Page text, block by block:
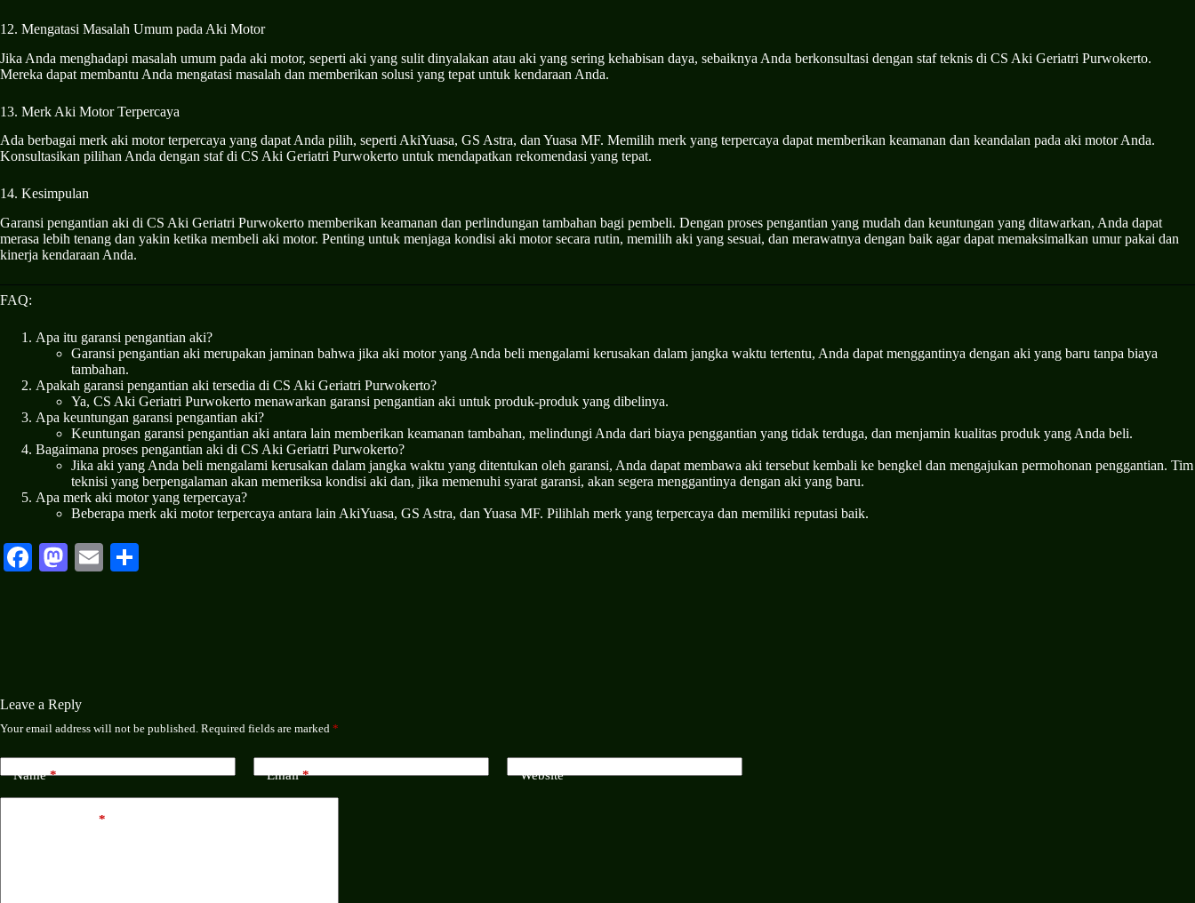
12. Mengatasi Masalah Umum pada Aki Motor
Jika Anda menghadapi masalah umum pada aki motor, seperti aki yang sulit dinyalakan atau aki yang sering kehabisan daya, sebaiknya Anda berkonsultasi dengan staf teknis di CS Aki Geriatri Purwokerto.
Mereka dapat membantu Anda mengatasi masalah dan memberikan solusi yang tepat untuk kendaraan Anda.
13. Merk Aki Motor Terpercaya
Ada berbagai merk aki motor terpercaya yang dapat Anda pilih, seperti AkiYuasa, GS Astra, dan Yuasa MF. Memilih merk yang terpercaya dapat memberikan keamanan dan keandalan pada aki motor Anda.
Konsultasikan pilihan Anda dengan staf di CS Aki Geriatri Purwokerto untuk mendapatkan rekomendasi yang tepat.
14. Kesimpulan
Garansi pengantian aki di CS Aki Geriatri Purwokerto memberikan keamanan dan perlindungan tambahan bagi pembeli. Dengan proses pengantian yang mudah dan keuntungan yang ditawarkan, Anda dapat
merasa lebih tenang dan yakin ketika membeli aki motor. Penting untuk menjaga kondisi aki motor secara rutin, memilih aki yang sesuai, dan merawatnya dengan baik agar dapat memaksimalkan umur pakai dan
kinerja kendaraan Anda.
FAQ:
Apa itu garansi pengantian aki?
Garansi pengantian aki merupakan jaminan bahwa jika aki motor yang Anda beli mengalami kerusakan dalam jangka waktu tertentu, Anda dapat menggantinya dengan aki yang baru tanpa biaya
tambahan.
Apakah garansi pengantian aki tersedia di CS Aki Geriatri Purwokerto?
Ya, CS Aki Geriatri Purwokerto menawarkan garansi pengantian aki untuk produk-produk yang dibelinya.
Apa keuntungan garansi pengantian aki?
Keuntungan garansi pengantian aki antara lain memberikan keamanan tambahan, melindungi Anda dari biaya penggantian yang tidak terduga, dan menjamin kualitas produk yang Anda beli.
Bagaimana proses pengantian aki di CS Aki Geriatri Purwokerto?
Jika aki yang Anda beli mengalami kerusakan dalam jangka waktu yang ditentukan oleh garansi, Anda dapat membawa aki tersebut kembali ke bengkel dan mengajukan permohonan penggantian. Tim
teknisi yang berpengalaman akan memeriksa kondisi aki dan, jika memenuhi syarat garansi, akan segera menggantinya dengan aki yang baru.
Apa merk aki motor yang terpercaya?
Beberapa merk aki motor terpercaya antara lain AkiYuasa, GS Astra, dan Yuasa MF. Pilihlah merk yang terpercaya dan memiliki reputasi baik.
Fa M
E
Leave a Reply
Your email address will not be published. Required fields are marked *
Name* Email* Website
*